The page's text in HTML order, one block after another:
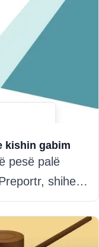
kishin gabim
pesë palë
shihe…